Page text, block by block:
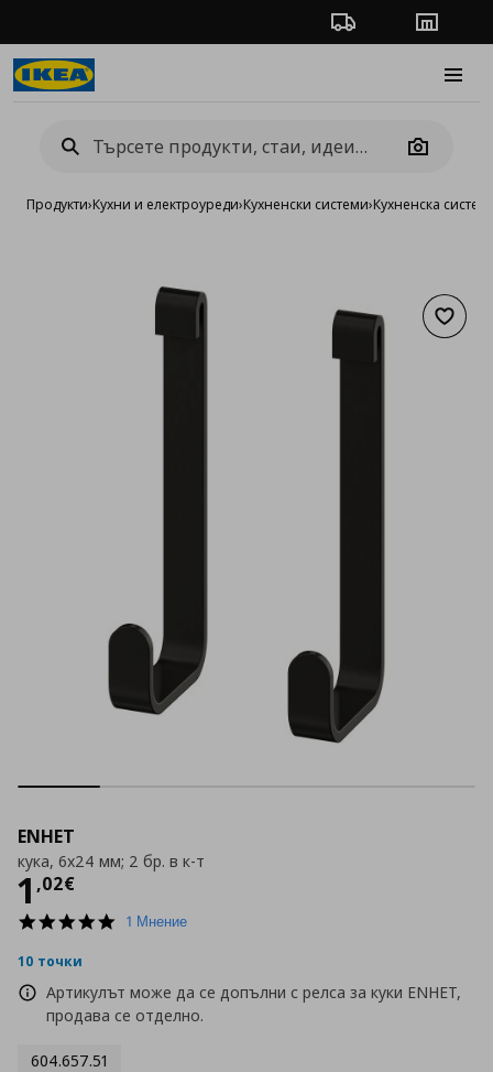
Проследяване на
Camera
Продукти›Кухни и електроуреди›Кухненски системи›Кухненска
ENHET
кука, 6x24 мм; 2 бр. в к-т
1 ,02€
Цена
5.01 Мнение
10 точки
Артикулът може да се допълни с релса за куки ENHET,
продава се отделно.
604.657.51